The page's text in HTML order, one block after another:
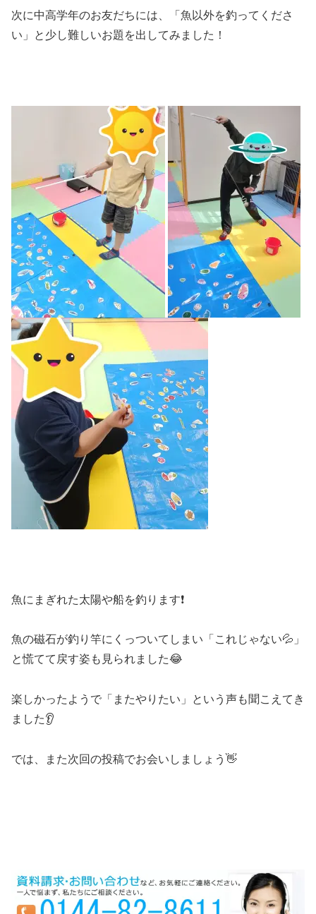
次に中高学年のお友だちには、「魚以外を釣ってくださ
い」と少し難しいお題を出してみました！
魚にまぎれた太陽や船を釣ります❗
魚の磁石が釣り竿にくっついてしまい「これじゃない💦」
と慌てて戻す姿も見られました😂
楽しかったようで「またやりたい」という声も聞こえてき
ました👂
では、また次回の投稿でお会いしましょう👋